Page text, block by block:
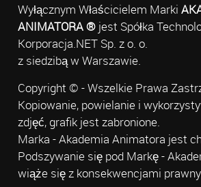
Wyłącznym Właścicielem Marki
ANIMATORA ®jest Spółka
Korporacja.NET Sp. z o. o.
z siedzibą w Warszawie.
Copyright © - Wszelkie Prawa
Kopiowanie, powielanie i
zdjęć, grafik jest zabronione.
Marka - Akademia Animatora jest
Podszywanie się pod Markę -
wiąże się z konsekwencjami